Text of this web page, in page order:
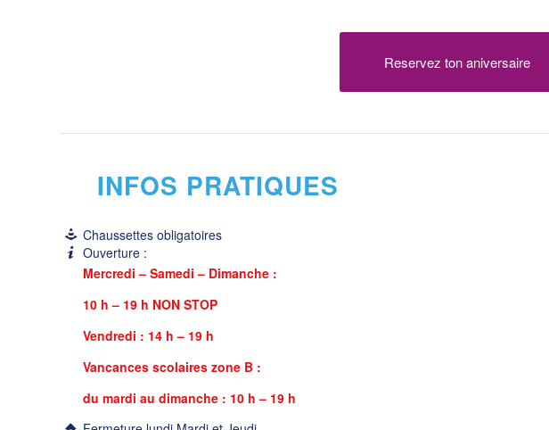
Reservez ton aniversaire
INFOS PRATIQUES
Chaussettes obligatoires
Ouverture :
Mercredi – Samedi – Dimanche :
10 h – 19 h NON STOP
Vendredi : 14 h – 19 h
Vancances scolaires zone B :
du mardi au dimanche : 10 h – 19 h